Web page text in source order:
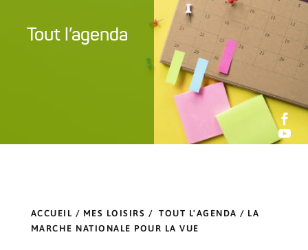


Tout l’agenda
ACCUEIL / MES LOISIRS /TOUT L'AGENDA / LA
MARCHE NATIONALE POUR LA VUE